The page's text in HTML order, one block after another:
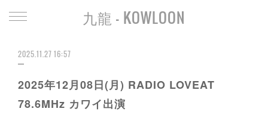
九龍 - KOWLOON
2025.11.27 16:57
2025年12月08日(月) RADIO LOVEAT
78.6MHz カワイ出演